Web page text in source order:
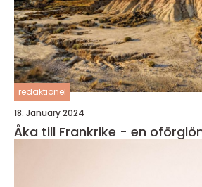
redaktionel
18. January 2024
Åka till Frankrike - en